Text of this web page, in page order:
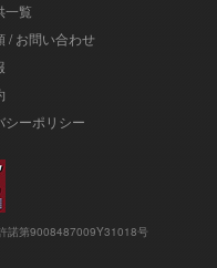
一覧
/ お問い合わせ
シーポリシー
諾第9008487009Y31018号